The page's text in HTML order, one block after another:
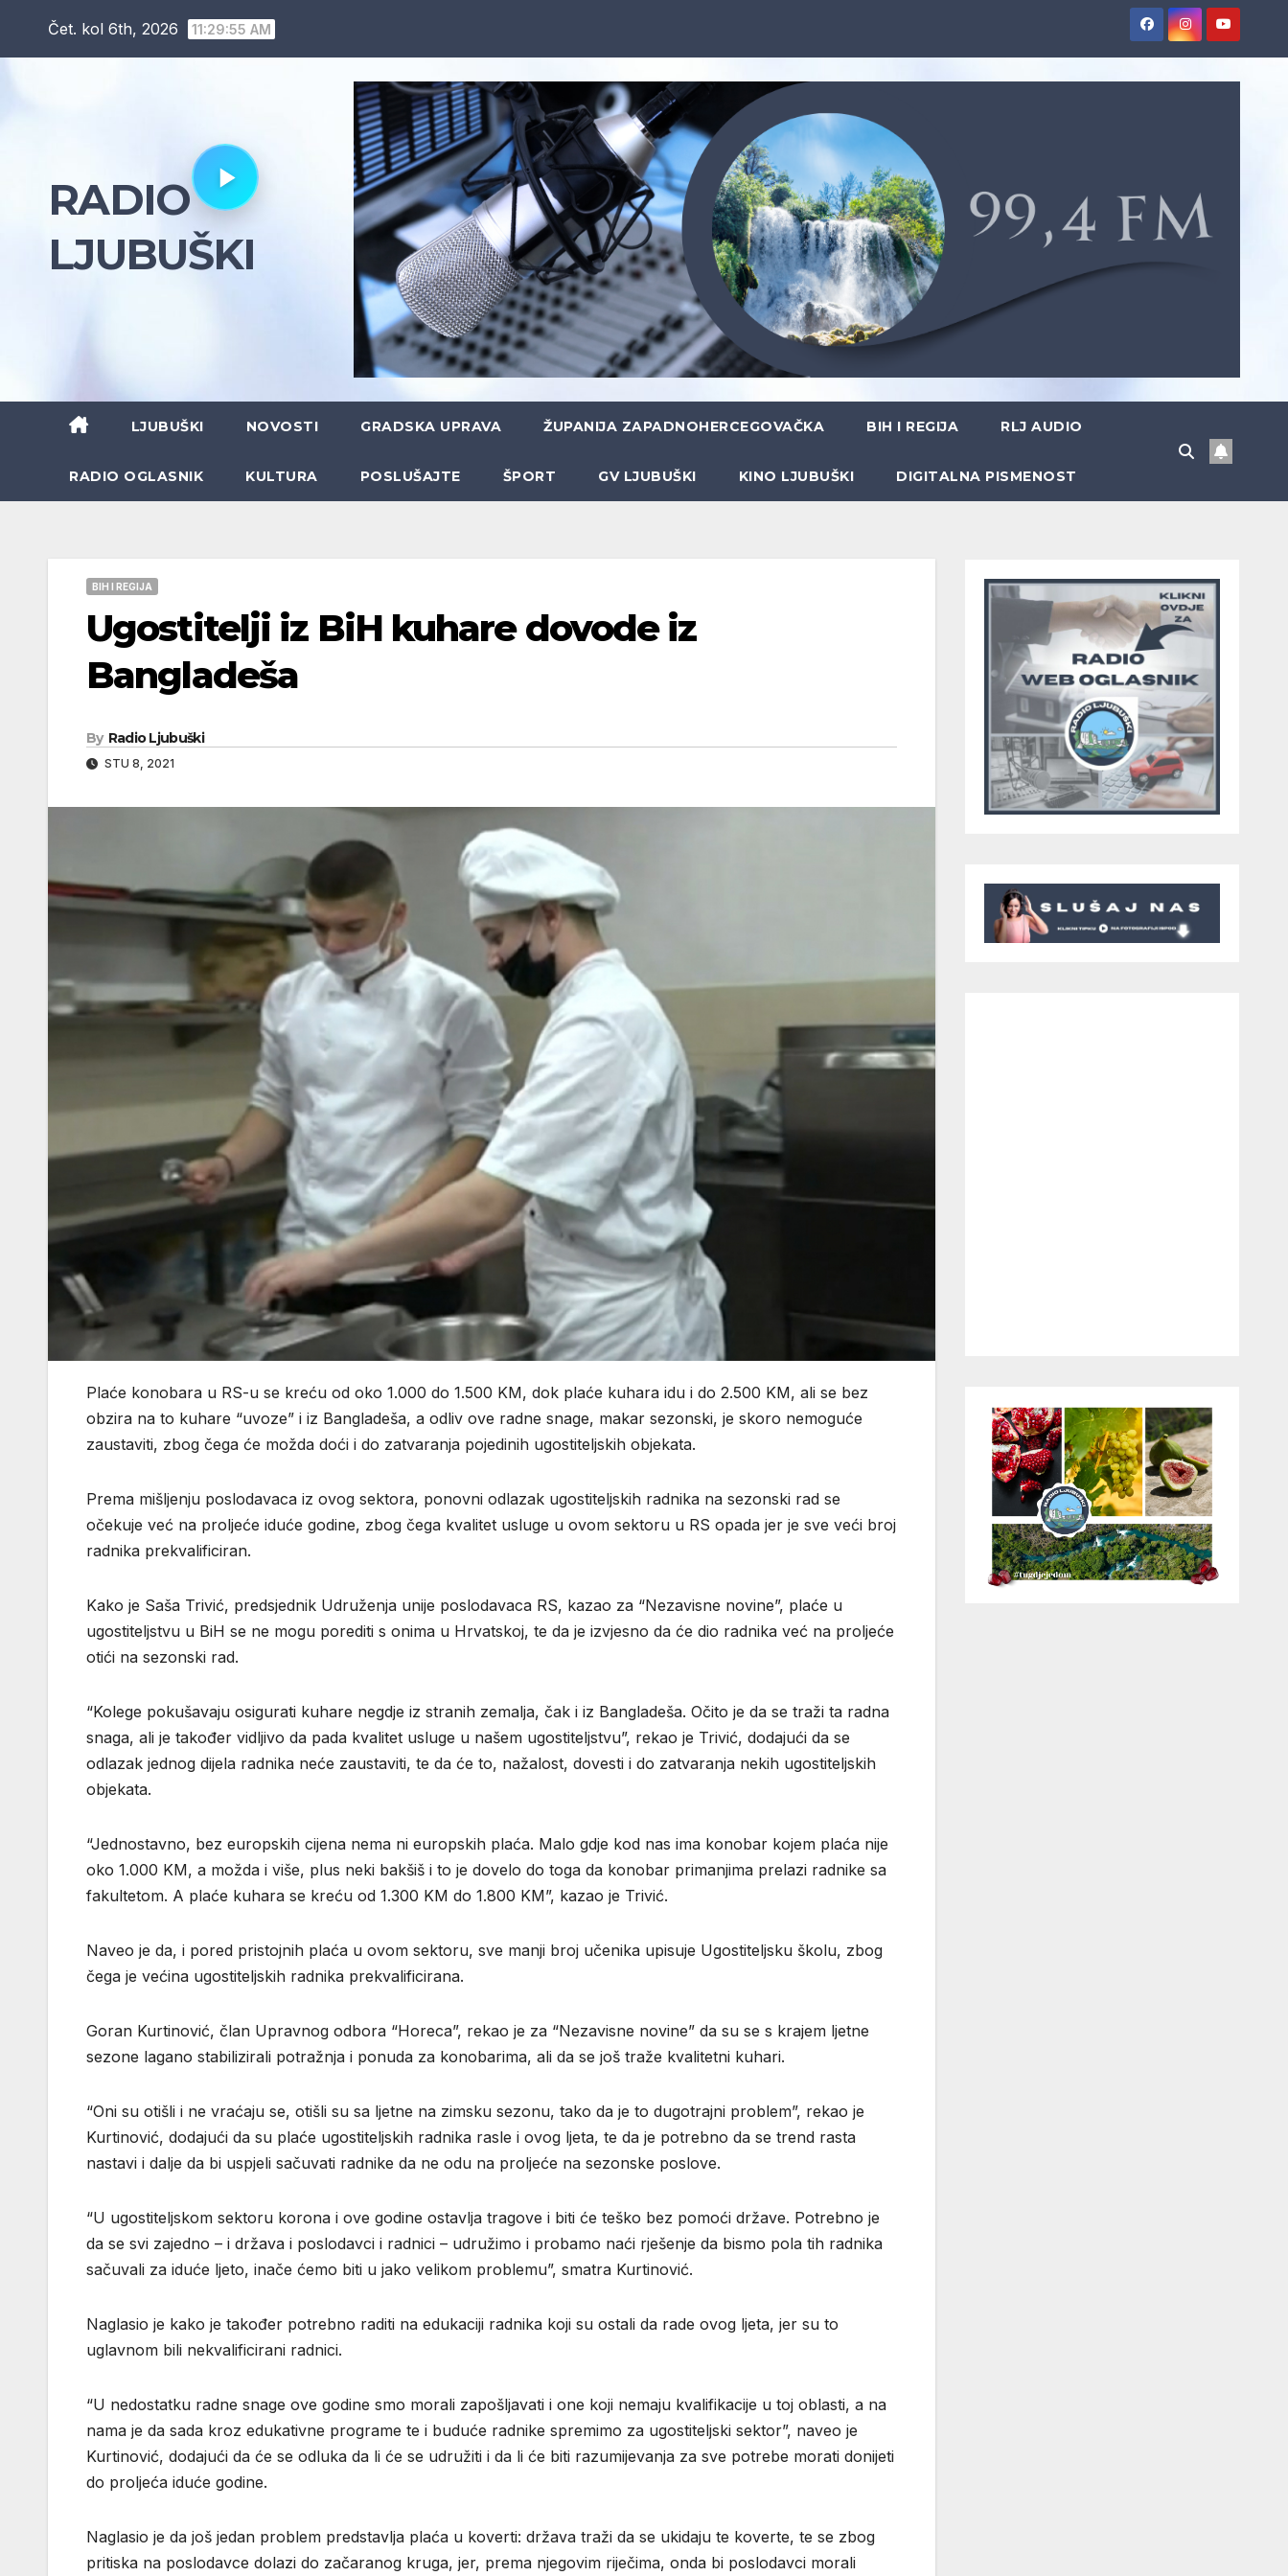
Čet. kol 6th, 2026 11:29:56 AM
RADIO
LJUBUŠKI
LJUBUŠKI NOVOSTI GRADSKA UPRAVA ŽUPANIJA ZAPADNOHERCEGOVAČKA BIH I REGIJA RLJ AUDIO
RADIO OGLASNIK KULTURA POSLUŠAJTE ŠPORT GV LJUBUŠKI KINO LJUBUŠKI DIGITALNA PISMENOST
BIH I REGIJA
Ugostitelji iz BiH kuhare dovode iz
Bangladeša
By Radio Ljubuški
STU 8, 2021
Plaće konobara u RS-u se kreću od oko 1.000 do 1.500 KM, dok plaće kuhara idu i do 2.500 KM, ali se bez
obzira na to kuhare “uvoze” i iz Bangladeša, a odliv ove radne snage, makar sezonski, je skoro nemoguće
zaustaviti, zbog čega će možda doći i do zatvaranja pojedinih ugostiteljskih objekata.
Prema mišljenju poslodavaca iz ovog sektora, ponovni odlazak ugostiteljskih radnika na sezonski rad se
očekuje već na proljeće iduće godine, zbog čega kvalitet usluge u ovom sektoru u RS opada jer je sve veći broj
radnika prekvalificiran.
Kako je Saša Trivić, predsjednik Udruženja unije poslodavaca RS, kazao za “Nezavisne novine”, plaće u
ugostiteljstvu u BiH se ne mogu porediti s onima u Hrvatskoj, te da je izvjesno da će dio radnika već na proljeće
otići na sezonski rad.
“Kolege pokušavaju osigurati kuhare negdje iz stranih zemalja, čak i iz Bangladeša. Očito je da se traži ta radna
snaga, ali je također vidljivo da pada kvalitet usluge u našem ugostiteljstvu”, rekao je Trivić, dodajući da se
odlazak jednog dijela radnika neće zaustaviti, te da će to, nažalost, dovesti i do zatvaranja nekih ugostiteljskih
objekata.
“Jednostavno, bez europskih cijena nema ni europskih plaća. Malo gdje kod nas ima konobar kojem plaća nije
oko 1.000 KM, a možda i više, plus neki bakšiš i to je dovelo do toga da konobar primanjima prelazi radnike sa
fakultetom. A plaće kuhara se kreću od 1.300 KM do 1.800 KM”, kazao je Trivić.
Naveo je da, i pored pristojnih plaća u ovom sektoru, sve manji broj učenika upisuje Ugostiteljsku školu, zbog
čega je većina ugostiteljskih radnika prekvalificirana.
Goran Kurtinović, član Upravnog odbora “Horeca”, rekao je za “Nezavisne novine” da su se s krajem ljetne
sezone lagano stabilizirali potražnja i ponuda za konobarima, ali da se još traže kvalitetni kuhari.
“Oni su otišli i ne vraćaju se, otišli su sa ljetne na zimsku sezonu, tako da je to dugotrajni problem”, rekao je
Kurtinović, dodajući da su plaće ugostiteljskih radnika rasle i ovog ljeta, te da je potrebno da se trend rasta
nastavi i dalje da bi uspjeli sačuvati radnike da ne odu na proljeće na sezonske poslove.
“U ugostiteljskom sektoru korona i ove godine ostavlja tragove i biti će teško bez pomoći države. Potrebno je
da se svi zajedno – i država i poslodavci i radnici – udružimo i probamo naći rješenje da bismo pola tih radnika
sačuvali za iduće ljeto, inače ćemo biti u jako velikom problemu”, smatra Kurtinović.
Naglasio je kako je također potrebno raditi na edukaciji radnika koji su ostali da rade ovog ljeta, jer su to
uglavnom bili nekvalificirani radnici.
“U nedostatku radne snage ove godine smo morali zapošljavati i one koji nemaju kvalifikacije u toj oblasti, a na
nama je da sada kroz edukativne programe te i buduće radnike spremimo za ugostiteljski sektor”, naveo je
Kurtinović, dodajući da će se odluka da li će se udružiti i da li će biti razumijevanja za sve potrebe morati donijeti
do proljeća iduće godine.
Naglasio je da još jedan problem predstavlja plaća u koverti: država traži da se ukidaju te koverte, te se zbog
pritiska na poslodavce dolazi do začaranog kruga, jer, prema njegovim riječima, onda bi poslodavci morali